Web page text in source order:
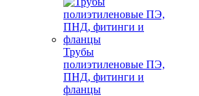
Трубы
полиэтиленовые ПЭ,
ПНД, фитинги и
фланцы